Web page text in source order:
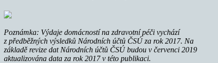
Poznámka: Výdaje domácností na zdravotní péči vychází
z předběžných výsledků Národních účtů ČSÚ za rok 2017. Na
základě revize dat Národních účtů ČSÚ budou v červenci 2019
aktualizována data za rok 2017 v této publikaci.